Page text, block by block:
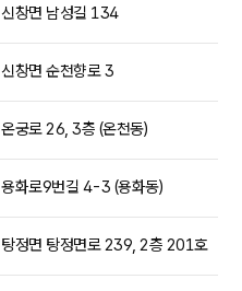
신창면 남성길 134
신창면 순천향로 3
온궁로 26, 3층 (온천동)
용화로9번길 4-3 (용화동)
탕정면 탕정면로 239, 2층 201호